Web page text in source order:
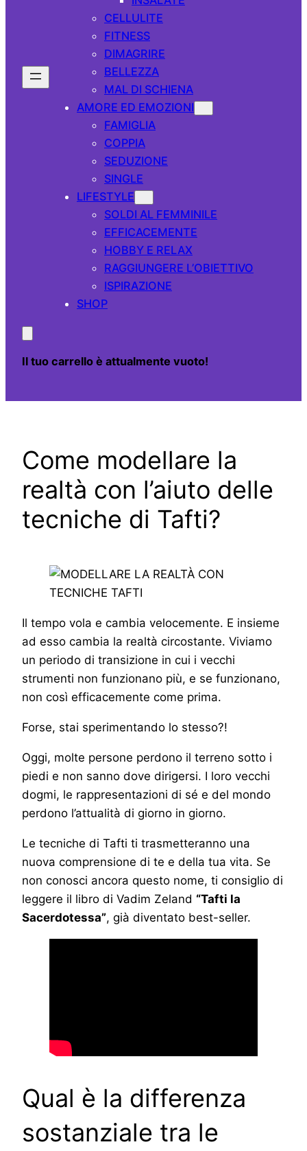
CELLULITE
FITNESS
DIMAGRIRE
BELLEZZA
MAL DI SCHIENA
AMORE ED EMOZIONI
FAMIGLIA
COPPIA
SEDUZIONE
SINGLE
LIFESTYLE
SOLDI AL FEMMINILE
EFFICACEMENTE
HOBBY E RELAX
RAGGIUNGERE L’OBIETTIVO
ISPIRAZIONE
SHOP
Il tuo carrello è attualmente vuoto!
Come modellare la
realtà con l’aiuto delle
tecniche di Tafti?
Il tempo vola e cambia velocemente. E insieme
ad esso cambia la realtà circostante. Viviamo
un periodo di transizione in cui i vecchi
strumenti non funzionano più, e se funzionano,
non così efficacemente come prima.
Forse, stai sperimentando lo stesso?!
Oggi, molte persone perdono il terreno sotto i
piedi e non sanno dove dirigersi. I loro vecchi
dogmi, le rappresentazioni di sé e del mondo
perdono l’attualità di giorno in giorno.
Le tecniche di Tafti ti trasmetteranno una
nuova comprensione di te e della tua vita. Se
non conosci ancora questo nome, ti consiglio di
leggere il libro di Vadim Zeland “Tafti la
Sacerdotessa”, già diventato best-seller.
Qual è la differenza
sostanziale tra le